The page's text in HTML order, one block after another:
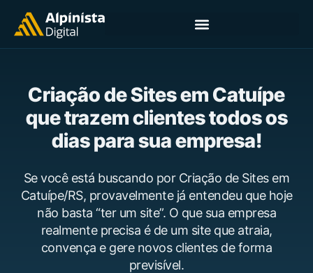
Criação de Sites em Catuípe
que trazem clientes todos os
dias para sua empresa!
Se você está buscando por Criação de Sites em
Catuípe/RS, provavelmente já entendeu que hoje
não basta “ter um site”. O que sua empresa
realmente precisa é de um site que atraia,
convença e gere novos clientes de forma
previsível.